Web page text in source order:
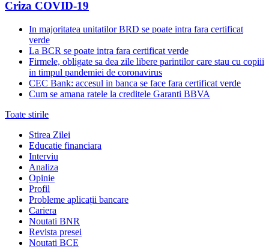
Criza COVID-19
In majoritatea unitatilor BRD se poate intra fara certificat
verde
La BCR se poate intra fara certificat verde
Firmele, obligate sa dea zile libere parintilor care stau cu copiii
in timpul pandemiei de coronavirus
CEC Bank: accesul in banca se face fara certificat verde
Cum se amana ratele la creditele Garanti BBVA
Toate stirile
Stirea Zilei
Educatie financiara
Interviu
Analiza
Opinie
Profil
Probleme aplicații bancare
Cariera
Noutati BNR
Revista presei
Noutati BCE